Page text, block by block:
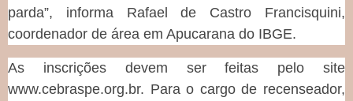
parda”, informa Rafael de Castro Francisquini,
coordenador de área em Apucarana do IBGE.
As inscrições devem ser feitas pelo site
www.cebraspe.org.br. Para o cargo de recenseador,